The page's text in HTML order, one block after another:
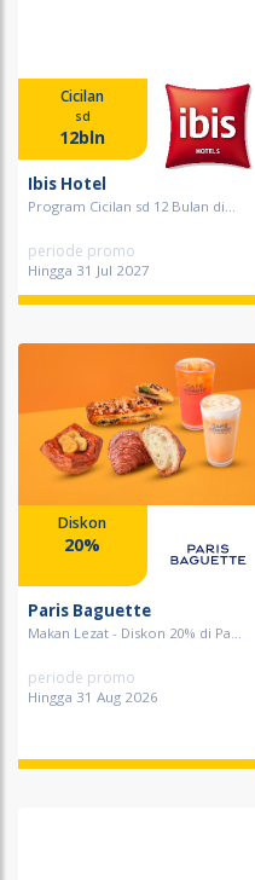
Cicilan
sd
12bln
Ibis Hotel
Program Cicilan sd 12 Bulan di...
periode promo
Hingga 31 Jul 2027
Diskon
20%
Paris Baguette
Makan Lezat - Diskon 20% di Pa...
periode promo
Hingga 31 Aug 2026